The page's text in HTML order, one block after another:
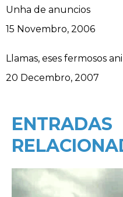
Unha de anuncios
Data
15 Novembro, 2006
Llamas, eses fermosos
Data
20 Decembro, 2007
ENTRADAS